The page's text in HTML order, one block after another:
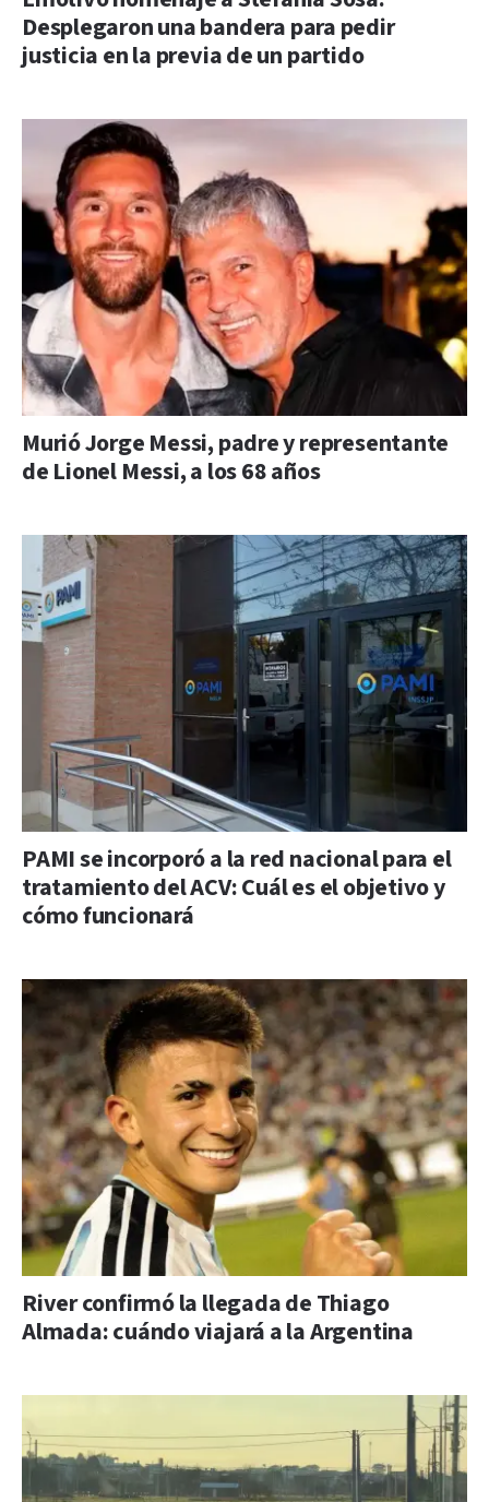
Desplegaron una bandera para pedir
justicia en la previa de un partido
Murió Jorge Messi, padre y representante
de Lionel Messi, a los 68 años
PAMI se incorporó a la red nacional para el
tratamiento del ACV: Cuál es el objetivo y
cómo funcionará
River confirmó la llegada de Thiago
Almada: cuándo viajará a la Argentina